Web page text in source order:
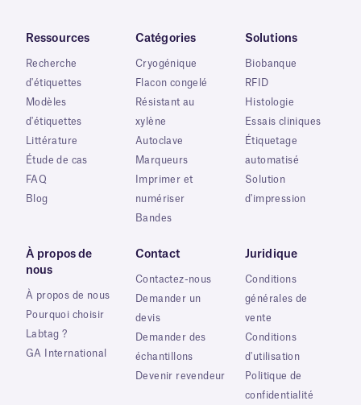
Ressources
Recherche
d'étiquettes
Modèles
d'étiquettes
Littérature
Étude de cas
FAQ
Blog
Catégories
Cryogénique
Flacon congelé
Résistant au
xylène
Autoclave
Marqueurs
Imprimer et
numériser
Bandes
Solutions
Biobanque
RFID
Histologie
Essais cliniques
Étiquetage
automatisé
Solution
d'impression
À propos de
nous
À propos de nous
Pourquoi choisir
Labtag ?
GA International
Contact
Contactez-nous
Demander un
devis
Demander des
échantillons
Devenir revendeur
Juridique
Conditions
générales de
vente
Conditions
d'utilisation
Politique de
confidentialité